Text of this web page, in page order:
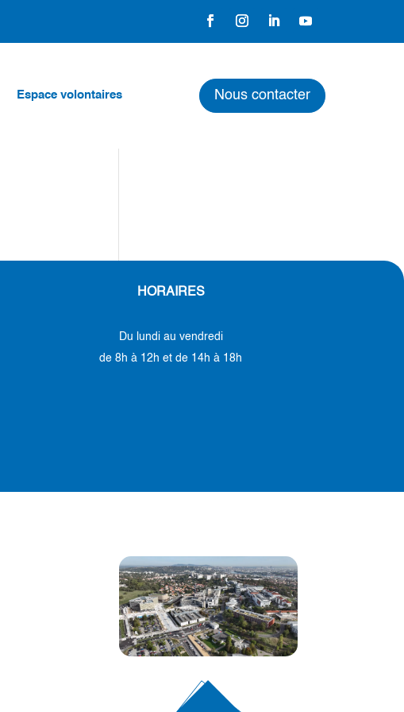
Espace volontaires Nous contacter
HORAIRES
Du lundi au vendredi
de 8h à 12h et de 14h à 18h